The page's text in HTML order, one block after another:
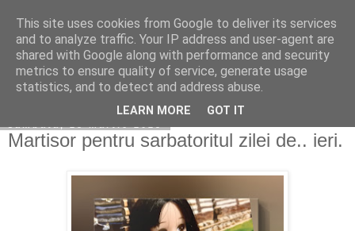
Copilarim
Martisor pentru sarbatoritul zilei de.. ieri.
This site uses cookies from Google to deliver its services
and to analyze traffic. Your IP address and user-agent are
shared with Google along with performance and security
metrics to ensure quality of service, generate usage
statistics, and to detect and address abuse.
LEARN MORE GOT IT